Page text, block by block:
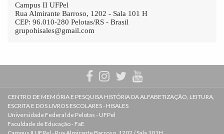
Campus II UFPel
Rua Almirante Barroso, 1202 - Sala 101 H
CEP: 96.010-280 Pelotas/RS - Brasil
grupohisales@gmail.com
CENTRO DE MEMÓRIA E PESQUISA HISTÓRIA DA ALFABETIZAÇÃO, LEITURA,
ESCRITA E DOS LIVROS ESCOLARES - HISALES
Universidade Federal de Pelotas - UFPel
Faculdade de Educação - FaE